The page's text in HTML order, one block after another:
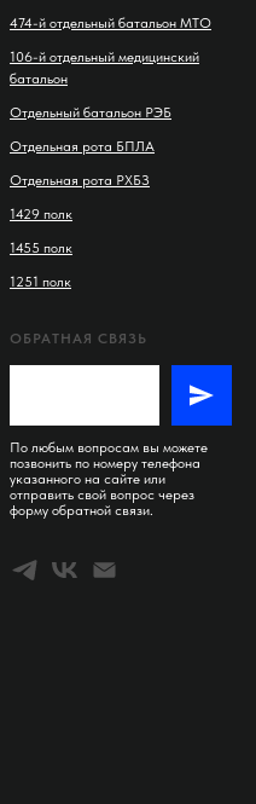
474-й отдельный батальон МТО
106-й отдельный медицинский
батальон
Отдельный батальон РЭБ
Отдельная рота БПЛА
Отдельная рота РХБЗ
1429 полк
1455 полк
1251 полк
ОБРАТНАЯ СВЯЗЬ
По любым вопросам вы можете
позвонить по номеру телефона
указанного на сайте или
отправить свой вопрос через
форму обратной связи.